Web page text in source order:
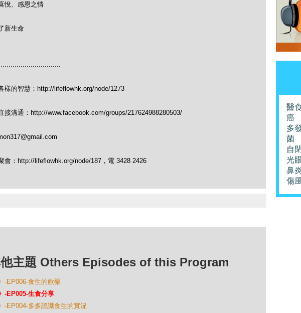
悅、感恩之情
新生命
樣的智慧：http://lifeflowhk.org/node/1273
接溝通：http://www.facebook.com/groups/217624988280503/
會：http://lifeflowhk.org/node/187，電 3428 2426
主題 Others Episodes of this Program
-EP006-食生的歡樂
-EP005-生食分享
-EP004-多多認識食生的實況
醫
癌
多
菌
自
光
鼻
傷